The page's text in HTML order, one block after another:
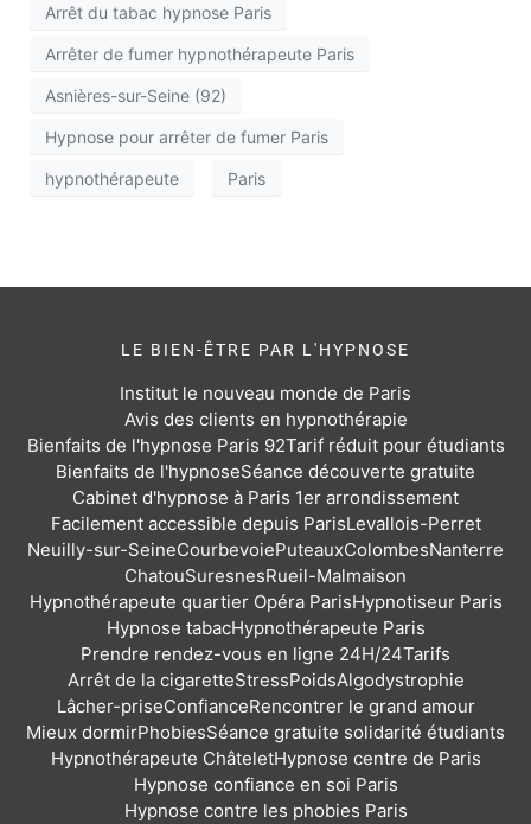
Arrêt du tabac hypnose Paris
Arrêter de fumer hypnothérapeute Paris
Asnières-sur-Seine (92)
Hypnose pour arrêter de fumer Paris
hypnothérapeute Paris
LE BIEN-ÊTRE PAR L'HYPNOSE
Institut le nouveau monde de Paris
Avis des clients en hypnothérapie
Bienfaits de l'hypnose Paris 92Tarif réduit pour étudiants
Bienfaits de l'hypnoseSéance découverte gratuite
Cabinet d'hypnose à Paris 1er arrondissement
Facilement accessible depuis ParisLevallois-Perret
Neuilly-sur-SeineCourbevoiePuteauxColombesNanterre
ChatouSuresnesRueil-Malmaison
Hypnothérapeute quartier Opéra ParisHypnotiseur Paris
Hypnose tabacHypnothérapeute Paris
Prendre rendez-vous en ligne 24H/24Tarifs
Arrêt de la cigaretteStressPoidsAlgodystrophie
Lâcher-priseConfianceRencontrer le grand amour
Mieux dormirPhobiesSéance gratuite solidarité étudiants
Hypnothérapeute ChâteletHypnose centre de Paris
Hypnose confiance en soi Paris
Hypnose contre les phobies Paris